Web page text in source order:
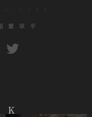
葉草平
K